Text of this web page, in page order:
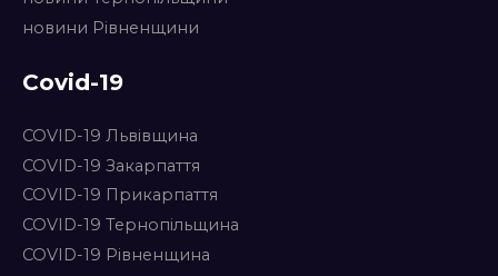
новини Рівненщини
Covid-19
COVID-19 Львівщина
COVID-19 Закарпаття
COVID-19 Прикарпаття
COVID-19 Тернопільщина
COVID-19 Рівненщина